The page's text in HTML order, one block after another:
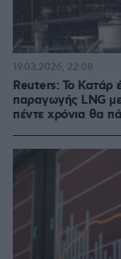
Reuters: Το Κατάρ
παραγωγής LNG
πέντε χρόνια θα
19.03.2026, 22:08